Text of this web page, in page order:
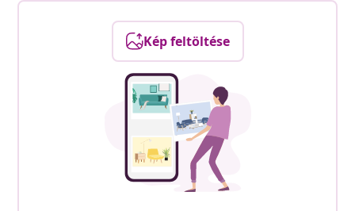
Kép feltöltése